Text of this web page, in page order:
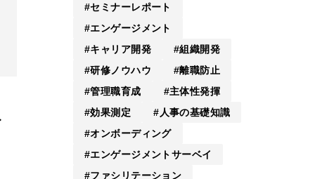
セミナーレポート
エンゲージメント
キャリア開発
組織開発
研修ノウハウ
離職防止
管理職育成
主体性発揮
効果測定
人事の基礎知識
オンボーディング
エンゲージメントサーベイ
ファシリテーション